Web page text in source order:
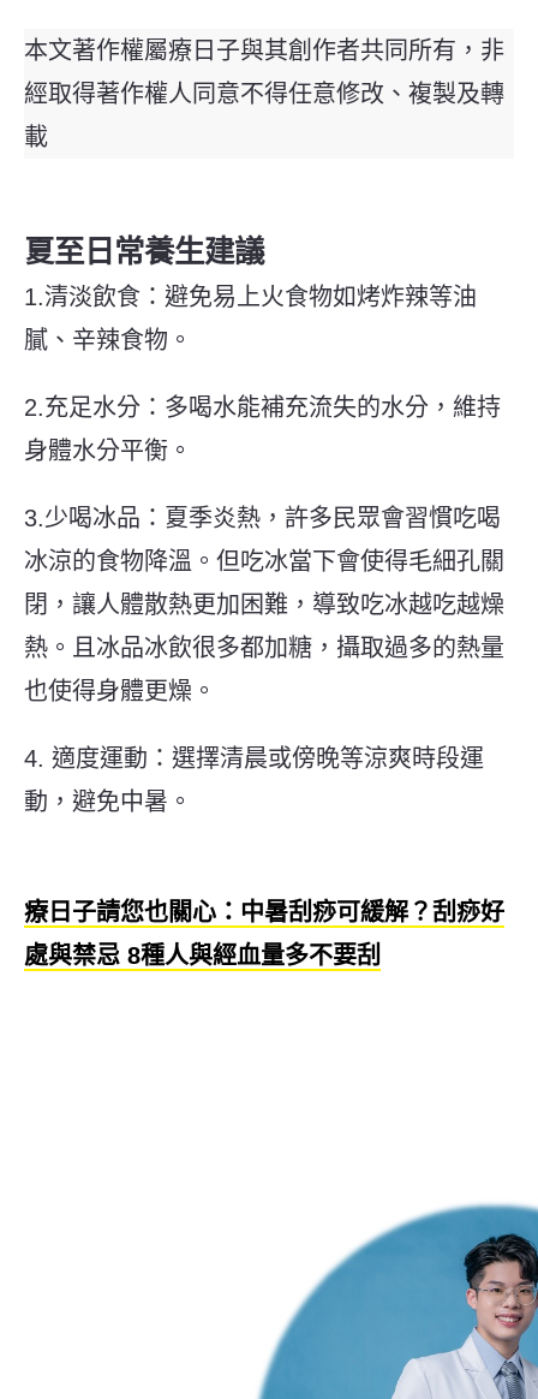
本文著作權屬療日子與其創作者共同所有，非
經取得著作權人同意不得任意修改、複製及轉
載
夏至日常養生建議
1.清淡飲食：避免易上火食物如烤炸辣等油
膩、辛辣食物。
2.充足水分：多喝水能補充流失的水分，維持
身體水分平衡。
3.少喝冰品：夏季炎熱，許多民眾會習慣吃喝
冰涼的食物降溫。但吃冰當下會使得毛細孔關
閉，讓人體散熱更加困難，導致吃冰越吃越燥
熱。且冰品冰飲很多都加糖，攝取過多的熱量
也使得身體更燥。
4. 適度運動：選擇清晨或傍晚等涼爽時段運
動，避免中暑。
療日子請您也關心：中暑刮痧可緩解？刮痧好
處與禁忌 8種人與經血量多不要刮